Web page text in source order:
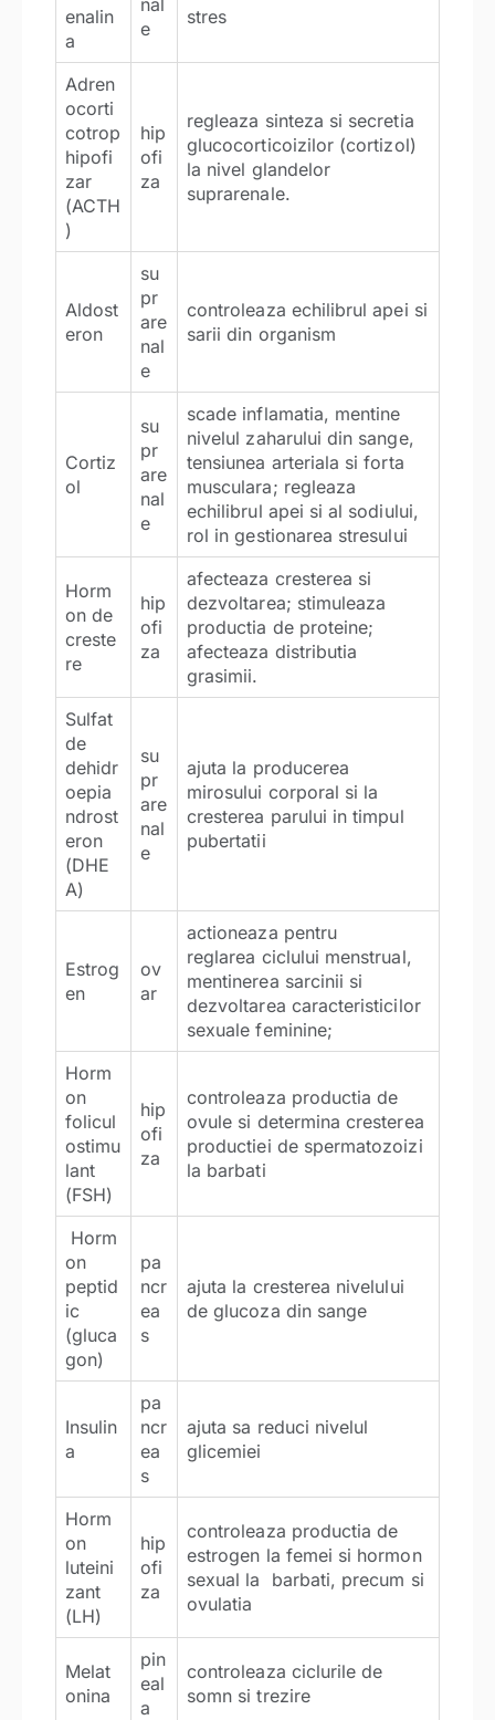
enalin
a
e
stres
Adren
ocorti
cotrop
hipofi
zar
(ACTH
)
hip
ofi
za
regleaza sinteza si secretia
glucocorticoizilor (cortizol)
la nivel glandelor
suprarenale.
Aldost
eron
su
pr
are
nal
e
controleaza echilibrul apei si
sarii din organism
Cortiz
ol
su
pr
are
nal
e
scade inflamatia, mentine
nivelul zaharului din sange,
tensiunea arteriala si forta
musculara; regleaza
echilibrul apei si al sodiului,
rol in gestionarea stresului
Horm
on de
creste
re
hip
ofi
za
afecteaza cresterea si
dezvoltarea; stimuleaza
productia de proteine;
afecteaza distributia
grasimii.
Sulfat
de
dehidr
oepia
ndrost
eron
(DHE
A)
su
pr
are
nal
e
ajuta la producerea
mirosului corporal si la
cresterea parului in timpul
pubertatii
Estrog
en
ov
ar
actioneaza pentru
reglarea ciclului menstrual,
mentinerea sarcinii si
dezvoltarea caracteristicilor
sexuale feminine;
Horm
on
folicul
ostimu
lant
(FSH)
hip
ofi
za
controleaza productia de
ovule si determina cresterea
productiei de spermatozoizi
la barbati
Horm
on
peptid
ic
(gluca
gon)
pa
ncr
ea
s
ajuta la cresterea nivelului
de glucoza din sange
Insulin
a
pa
ncr
ea
s
ajuta sa reduci nivelul
glicemiei
Horm
on
luteini
zant
(LH)
hip
ofi
za
controleaza productia de
estrogen la femei si hormon
sexual la barbati, precum si
ovulatia
Melat
onina
pin
eal
a
controleaza ciclurile de
somn si trezire